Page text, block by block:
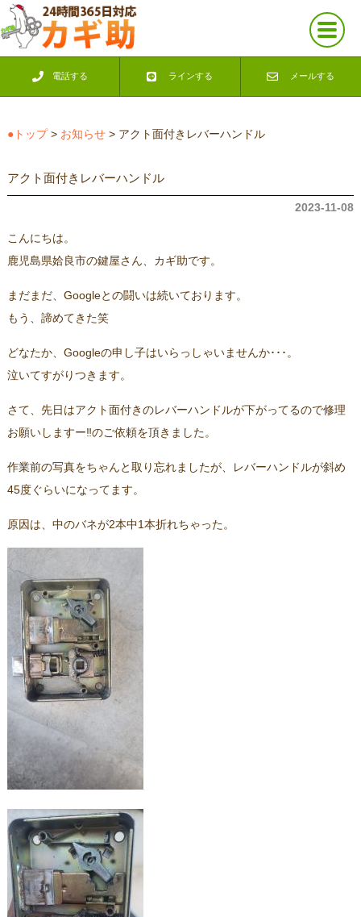
電話する ラインする メールする
●トップ> お知らせ> アクト面付きレバーハンドル
アクト面付きレバーハンドル
2023-11-08
こんにちは。
鹿児島県姶良市の鍵屋さん、カギ助です。
まだまだ、Googleとの闘いは続いております。
もう、諦めてきた笑
どなたか、Googleの申し子はいらっしゃいませんか･･･。
泣いてすがりつきます。
さて、先日はアクト面付きのレバーハンドルが下がってるので修理
お願いしますー‼のご依頼を頂きました。
作業前の写真をちゃんと取り忘れましたが、レバーハンドルが斜め
45度ぐらいになってます。
原因は、中のバネが2本中1本折れちゃった。